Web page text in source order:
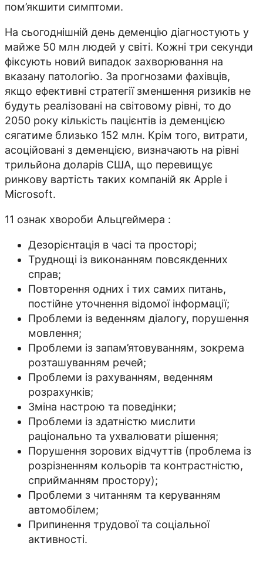
пом’якшити симптоми.
На сьогоднішній день деменцію діагностують у
майже 50 млн людей у світі. Кожні три секунди
фіксують новий випадок захворювання на
вказану патологію. За прогнозами фахівців,
якщо ефективні стратегії зменшення ризиків не
будуть реалізовані на світовому рівні, то до
2050 року кількість пацієнтів із деменцією
сягатиме близько 152 млн. Крім того, витрати,
асоційовані з деменцією, визначають на рівні
трильйона доларів США, що перевищує
ринкову вартість таких компаній як Apple і
Microsoft.
11 ознак хвороби Альцгеймера :
Дезорієнтація в часі та просторі;
Труднощі із виконанням повсякденних
справ;
Повторення одних і тих самих питань,
постійне уточнення відомої інформації;
Проблеми із веденням діалогу, порушення
мовлення;
Проблеми із запам’ятовуванням, зокрема
розташуванням речей;
Проблеми із рахуванням, веденням
розрахунків;
Зміна настрою та поведінки;
Проблеми із здатністю мислити
раціонально та ухвалювати рішення;
Порушення зорових відчуттів (проблема із
розрізненням кольорів та контрастністю,
сприйманням простору);
Проблеми з читанням та керуванням
автомобілем;
Припинення трудової та соціальної
активності.